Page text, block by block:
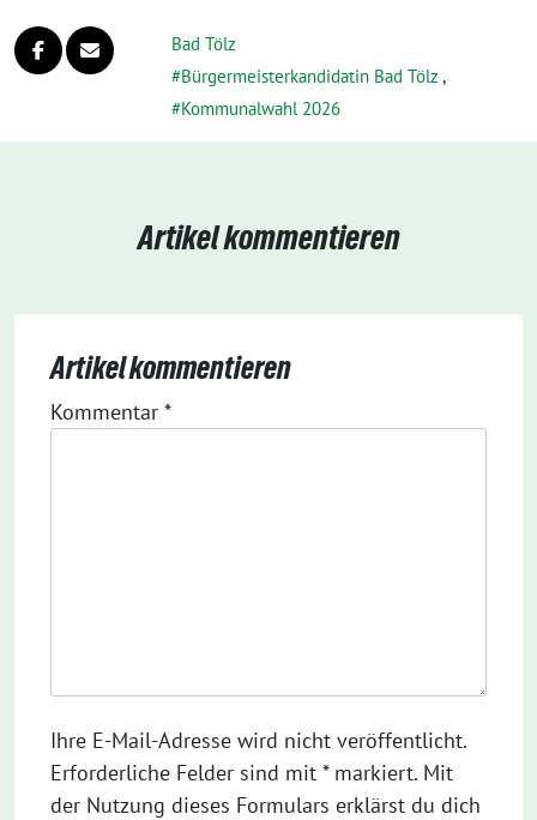
Bad Tölz
Bürgermeisterkandidatin Bad Tölz ,
Kommunalwahl 2026
Artikel kommentieren
Artikel kommentieren
Kommentar *
Ihre E-Mail-Adresse wird nicht veröffentlicht.
Erforderliche Felder sind mit * markiert. Mit
der Nutzung dieses Formulars erklärst du dich